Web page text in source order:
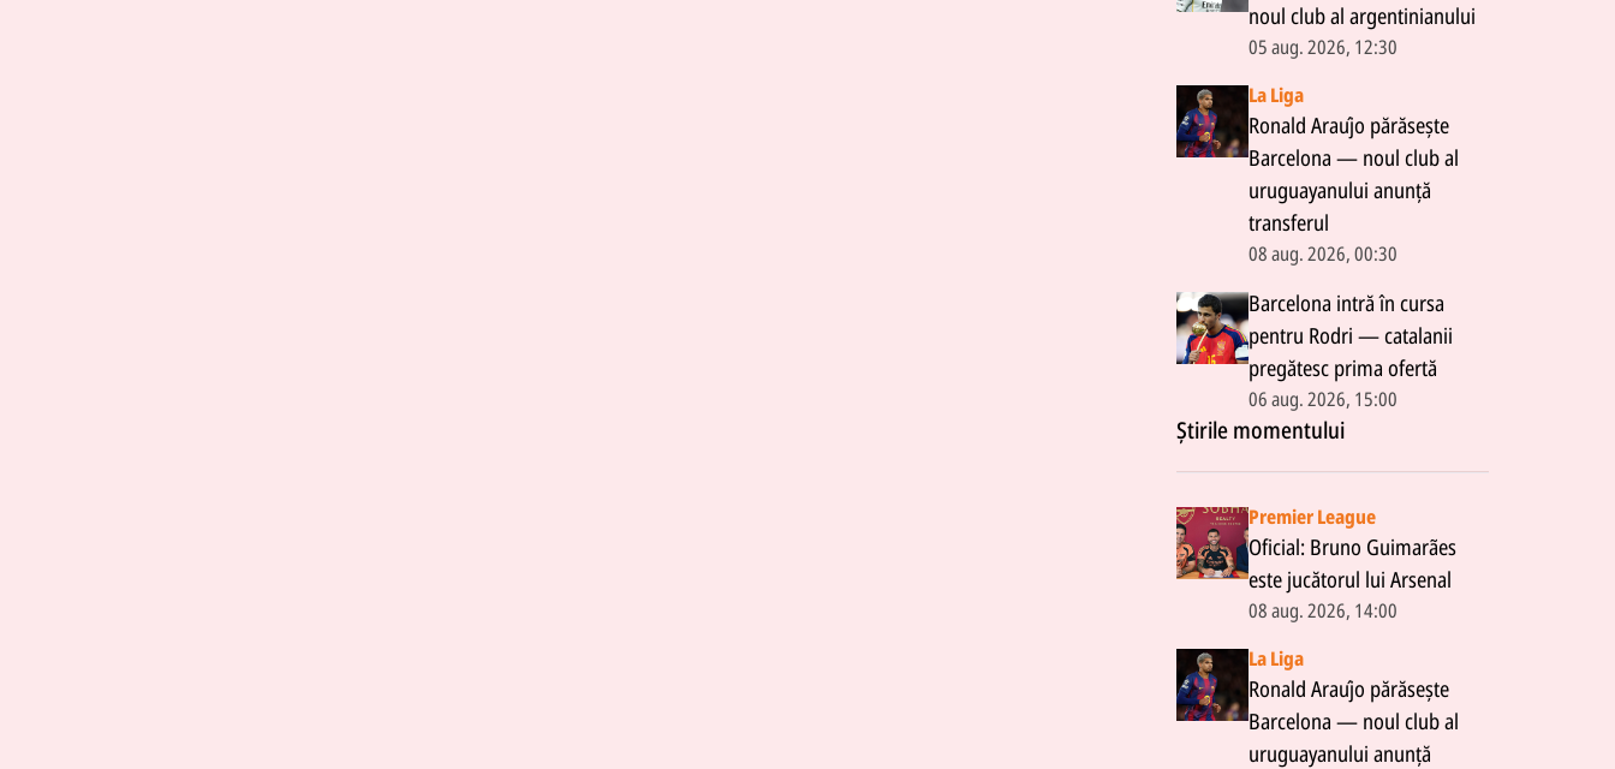
noul club al argentinianului
05 aug. 2026, 12:30
La Liga
Ronald Araújo părăsește
Barcelona — noul club al
uruguayanului anunță
transferul
08 aug. 2026, 00:30
Barcelona intră în cursa
pentru Rodri — catalanii
pregătesc prima ofertă
06 aug. 2026, 15:00
Știrile momentului
Premier League
Oficial: Bruno Guimarães
este jucătorul lui Arsenal
08 aug. 2026, 14:00
La Liga
Ronald Araújo părăsește
Barcelona — noul club al
uruguayanului anunță